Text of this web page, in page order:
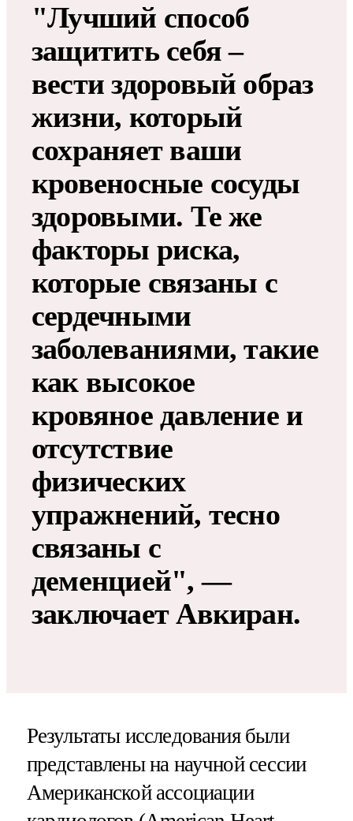
"Лучший способ
защитить себя –
вести здоровый образ
жизни, который
сохраняет ваши
кровеносные сосуды
здоровыми. Те же
факторы риска,
которые связаны с
сердечными
заболеваниями, такие
как высокое
кровяное давление и
отсутствие
физических
упражнений, тесно
связаны с
деменцией", —
заключает Авкиран.
Результаты исследования были
представлены на научной сессии
Американской ассоциации